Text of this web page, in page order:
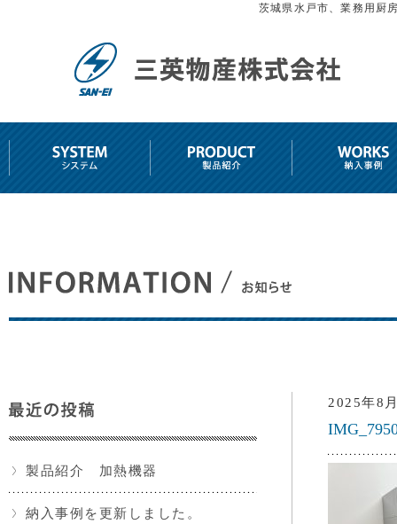
茨城県水戸市、業務用厨
製品紹介 加熱機器
納入事例を更新しました。
2025年8